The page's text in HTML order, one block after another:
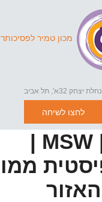
מכון טמיר
נחלת יצחק 32א', תל אביב
לחצו לשיחה
לירון דוד | MSW |